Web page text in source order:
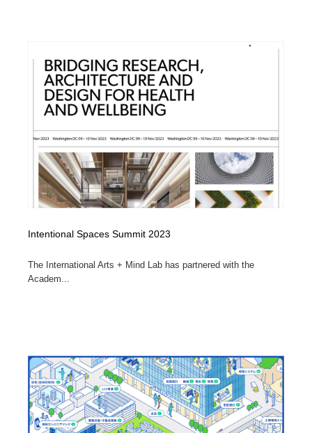
Intentional Spaces Summit 2023
The International Arts + Mind Lab has partnered with the
Academ...